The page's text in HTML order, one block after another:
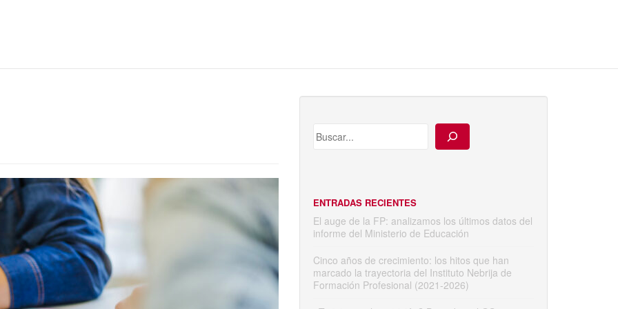
ENTRADAS RECIENTES
El auge de la FP: analizamos los últimos datos del
informe del Ministerio de Educación
Cinco años de crecimiento: los hitos que han
marcado la trayectoria del Instituto Nebrija de
Formación Profesional (2021-2026)